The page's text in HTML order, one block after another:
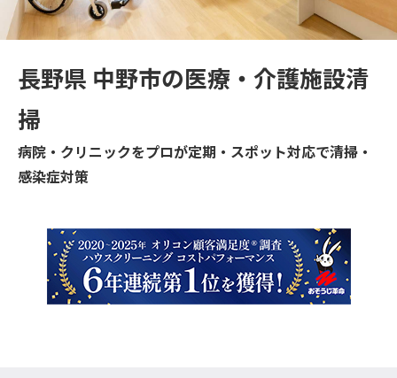
長野県 中野市の医療・介護施設清
掃
病院・クリニックをプロが定期・スポット対応で清掃・
感染症対策